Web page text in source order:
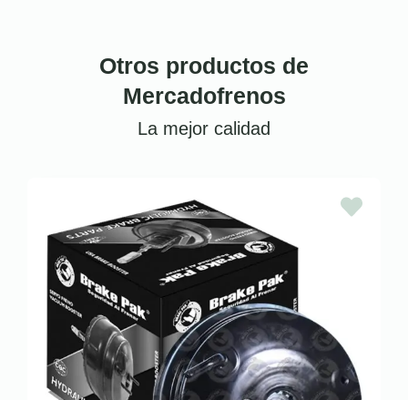
Otros productos de
Mercadofrenos
La mejor calidad